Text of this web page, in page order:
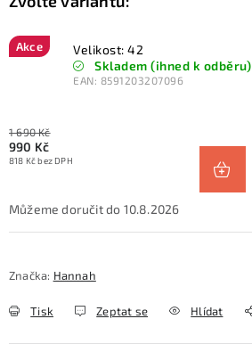
Akce
Velikost: 42
Skladem (ihned k odběru)
EAN: 8591203207096
1 690 Kč
990 Kč
818 Kč bez DPH
10.8.2026
Značka: Hannah
Tisk Zeptat se Hlídat